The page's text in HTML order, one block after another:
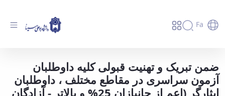
Fa
ضمن تبریک و تهنیت قبولی کلیه ی داوطلبان
آزمون سراسری - دانشگاه بوعلی سینا همدان
ضمن تبریک و تهنیت قبولی کلیه داوطلبان
آزمون سراسری در مقاطع مختلف ، داوطلبان
ایثارگر (اعم از جانبازان 25% و بالاتر - آزادگان